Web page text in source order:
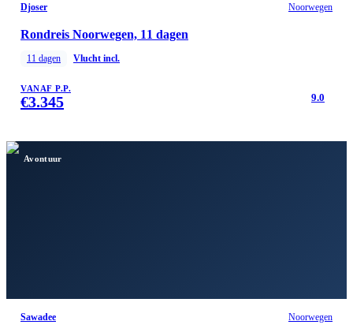
Djoser Noorwegen
Rondreis Noorwegen, 11 dagen
11 dagen Vlucht incl.
VANAF P.P.
€3.345 9.0
Avontuur
Sawadee Noorwegen